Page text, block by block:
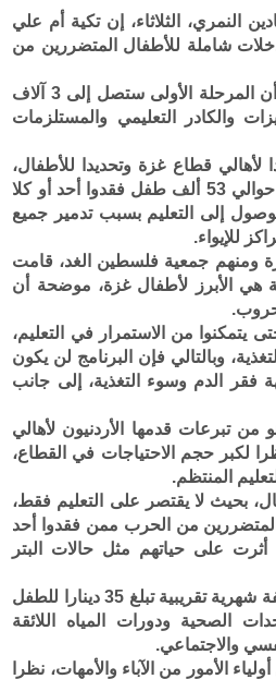
النمري، الثلاثاء، إن تكية أم علي
2 مليون دينار لتقديم تدخلات شاملة للأطفال المتضررين من
وأضافت النمري خلال إطلاق التعهد في دار جمعية أبو عبدالله، أن المرحلة الأولى ستصل إلى 3 آلاف
والكادر التعليمي والمستلزمات
قطاع غزة وتحديدا للأطفال،
مبينة أن حجم المعاناة التي تعرض لها الأطفال كبير، حيث يوجد حوالي 53 ألف طفل فقدوا أحد أو كلا
لا يستطيعون الوصول إلى التعليم بسبب تدمير جميع
للإيواء.
ومنهم جمعية فلسطين الغد، قامت
هي الأبرز لأطفال غزة، موضحة أن
يتمكنوا من الاستمرار في التعليم،
التغذية، وبالتالي فإن البرنامج لن يكون
فقر الدم وسوء التغذية، إلى جانب
علي وهو من تبرعات قدمها الأردنيون لأهالي
لكبر حجم الاحتياجات في القطاع،
بحيث لا يقتصر على التعليم فقط،
المتضررين من الحرب ممن فقدوا أحد
أثرت على حياتهم مثل حالات البتر
وبينت أن التقسيم سيكون على أربع مناطق في قطاع غزة، وبكلفة شهرية تقريبية تبلغ 35 دينارا للطفل
الصحية ودورات المياه اللائقة
والاجتماعي.
سيستهدف ما يقارب 600 شخص من أولياء الأمور من الآباء والأمهات، نظرا